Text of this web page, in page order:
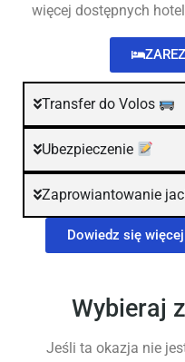
więcej dostępnych
Transfer do Volos
Ubezpieczenie
Zaprowiantowanie
Dowiedz się
Wybieraj
Jeśli ta okazja nie